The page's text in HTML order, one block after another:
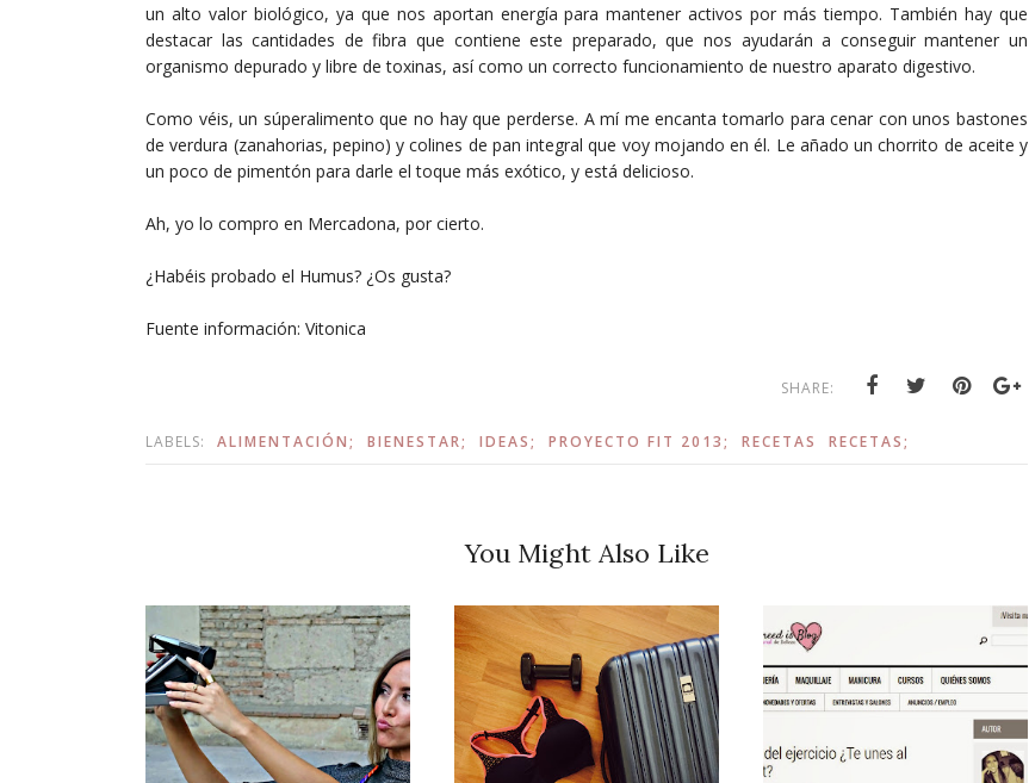
un alto valor biológico, ya que nos aportan energía para mantener activos por más tiempo. También hay que
destacar las cantidades de fibra que contiene este preparado, que nos ayudarán a conseguir mantener un
organismo depurado y libre de toxinas, así como un correcto funcionamiento de nuestro aparato digestivo.
Como véis, un súperalimento que no hay que perderse. A mí me encanta tomarlo para cenar con unos bastones
de verdura (zanahorias, pepino) y colines de pan integral que voy mojando en él. Le añado un chorrito de aceite y
un poco de pimentón para darle el toque más exótico, y está delicioso.
Ah, yo lo compro en Mercadona, por cierto.
¿Habéis probado el Humus? ¿Os gusta?
Fuente información: Vitonica
SHARE:
LABELS: ALIMENTACIÓN; BIENESTAR; IDEAS; PROYECTO FIT 2013; RECETAS RECETAS;
You Might Also Like